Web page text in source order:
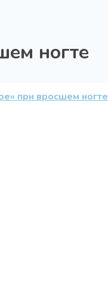
ногте
при вросшем ногте